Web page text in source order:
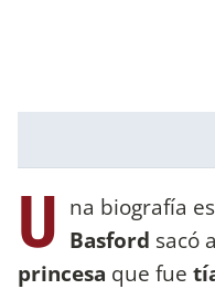
U na biografía
Basford sacó
princesa que fue